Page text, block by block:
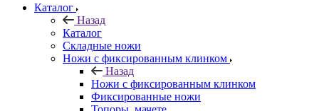
Каталог
Назад
Каталог
Складные ножи
Ножи с фиксированным клинком
Назад
Ножи с фиксированным клинком
Фиксированные ножи